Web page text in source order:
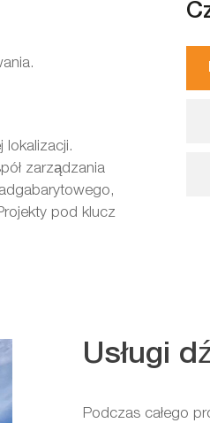
lokalizacji.
zarządzania
pod klucz
Usługi
Podczas całego